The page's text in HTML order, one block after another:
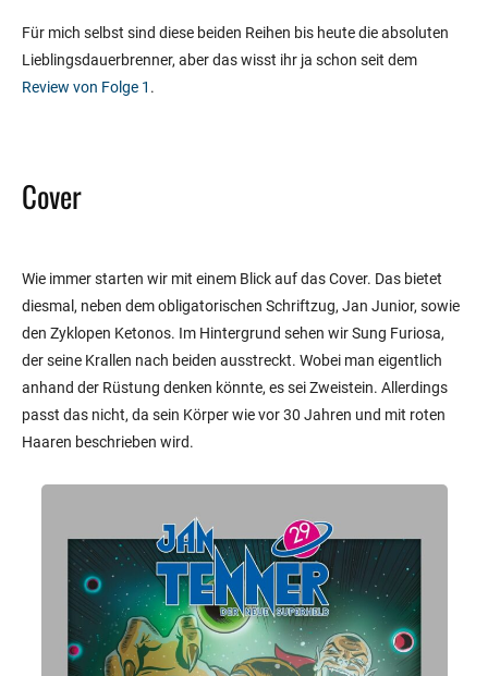
Für mich selbst sind diese beiden Reihen bis heute die absoluten
Lieblingsdauerbrenner, aber das wisst ihr ja schon seit dem
Review von Folge 1 .
Cover
Wie immer starten wir mit einem Blick auf das Cover. Das bietet
diesmal, neben dem obligatorischen Schriftzug, Jan Junior, sowie
den Zyklopen Ketonos. Im Hintergrund sehen wir Sung Furiosa,
der seine Krallen nach beiden ausstreckt. Wobei man eigentlich
anhand der Rüstung denken könnte, es sei Zweistein. Allerdings
passt das nicht, da sein Körper wie vor 30 Jahren und mit roten
Haaren beschrieben wird.